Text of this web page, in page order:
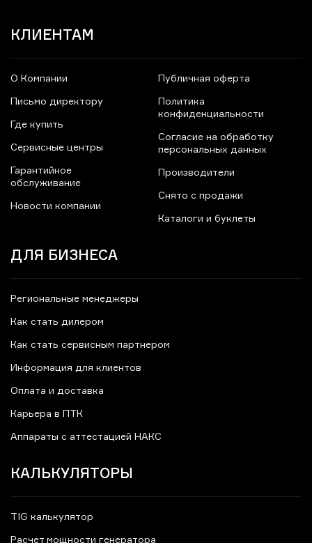
КЛИЕНТАМ
О Компании
Письмо директору
Где купить
Сервисные центры
Гарантийное
обслуживание
Новости компании
Публичная оферта
Политика
конфиденциальности
Согласие на обработку
персональных данных
Производители
Снято с продажи
Каталоги и буклеты
ДЛЯ БИЗНЕСА
Региональные менеджеры
Как стать дилером
Как стать сервисным партнером
Информация для клиентов
Оплата и доставка
Карьера в ПТК
Аппараты с аттестацией НАКС
КАЛЬКУЛЯТОРЫ
TIG калькулятор
Расчет мощности генератора